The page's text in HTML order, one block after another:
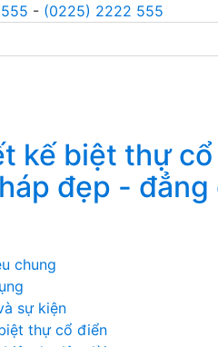
- (0225) 2222 555
đẹp - đẳng
chung
sự kiện
thự cổ điển